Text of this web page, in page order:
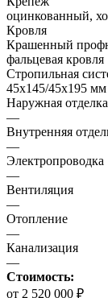
оцинкованный,
Кровля
Крашенный
фальцевая кровля
Стропильная
45х145/45х195 мм
Наружная отделка
—
Внутренняя
—
Электропроводка
—
Вентиляция
—
Отопление
—
Канализация
—
Стоимость:
от 2 520 000 ₽